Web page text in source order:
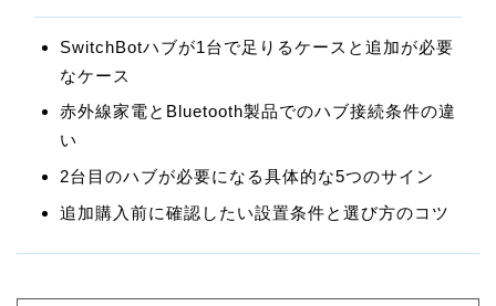
SwitchBotハブが1台で足りるケースと追加が必要
なケース
赤外線家電とBluetooth製品でのハブ接続条件の違
い
2台目のハブが必要になる具体的な5つのサイン
追加購入前に確認したい設置条件と選び方のコツ